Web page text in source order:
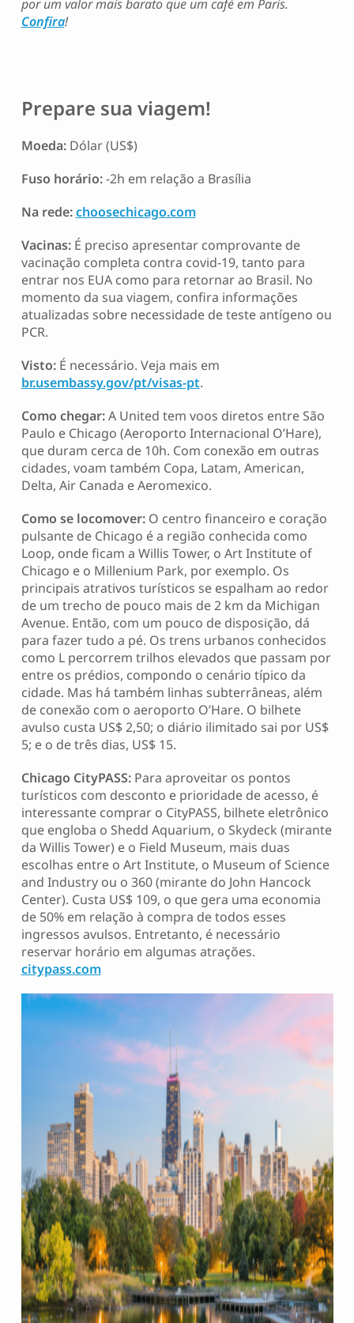
por um valor mais barato que um café em Paris.
Confira!
Prepare sua viagem!
Moeda:Dólar (US$)
Fuso horário:-2h em relação a Brasília
Na rede:choosechicago.com
Vacinas:É preciso apresentar comprovante de
vacinação completa contra covid-19, tanto para
entrar nos EUA como para retornar ao Brasil. No
momento da sua viagem, confira informações
atualizadas sobre necessidade de teste antígeno ou
PCR.
Visto:É necessário. Veja mais em
br.usembassy.gov/pt/visas-pt.
Como chegar:A United tem voos diretos entre São
Paulo e Chicago (Aeroporto Internacional O’Hare),
que duram cerca de 10h. Com conexão em outras
cidades, voam também Copa, Latam, American,
Delta, Air Canada e Aeromexico.
Como se locomover:O centro financeiro e coração
pulsante de Chicago é a região conhecida como
Loop, onde ficam a Willis Tower, o Art Institute of
Chicago e o Millenium Park, por exemplo. Os
principais atrativos turísticos se espalham ao redor
de um trecho de pouco mais de 2 km da Michigan
Avenue. Então, com um pouco de disposição, dá
para fazer tudo a pé. Os trens urbanos conhecidos
como L percorrem trilhos elevados que passam por
entre os prédios, compondo o cenário típico da
cidade. Mas há também linhas subterrâneas, além
de conexão com o aeroporto O’Hare. O bilhete
avulso custa US$ 2,50; o diário ilimitado sai por US$
5; e o de três dias, US$ 15.
Chicago CityPASS:Para aproveitar os pontos
turísticos com desconto e prioridade de acesso, é
interessante comprar o CityPASS, bilhete eletrônico
que engloba o Shedd Aquarium, o Skydeck (mirante
da Willis Tower) e o Field Museum, mais duas
escolhas entre o Art Institute, o Museum of Science
and Industry ou o 360 (mirante do John Hancock
Center). Custa US$ 109, o que gera uma economia
de 50% em relação à compra de todos esses
ingressos avulsos. Entretanto, é necessário
reservar horário em algumas atrações.
citypass.com